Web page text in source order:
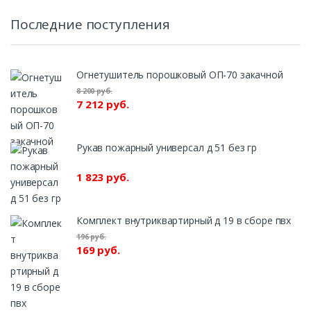
Последние поступления
Огнетушитель порошковый ОП-70 закачной
7 212 руб.
8 200 руб.
Рукав пожарный универсал д 51 без гр
1 823 руб.
Комплект внутриквартирный д 19 в сборе пвх
169 руб.
196 руб.